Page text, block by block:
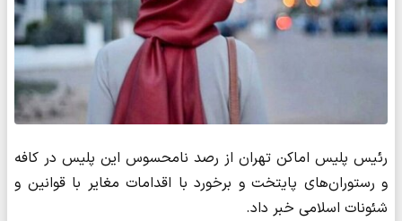
رئیس پلیس اماکن تهران از رصد نامحسوس این پلیس در کافه‌
و رستوران‌های پایتخت و برخورد با اقدامات مغایر با قوانین و
شئونات اسلامی خبر داد.